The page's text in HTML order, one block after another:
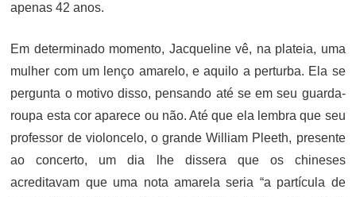
apenas 42 anos.
Em determinado momento, Jacqueline vê, na plateia, uma
mulher com um lenço amarelo, e aquilo a perturba. Ela se
pergunta o motivo disso, pensando até se em seu guarda-
roupa esta cor aparece ou não. Até que ela lembra que seu
professor de violoncelo, o grande William Pleeth, presente
ao concerto, um dia lhe dissera que os chineses
acreditavam que uma nota amarela seria “a partícula de